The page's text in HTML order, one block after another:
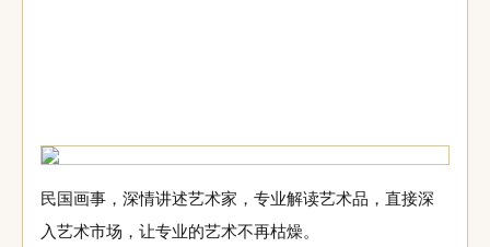
民国画事，深情讲述艺术家，专业解读艺术品，直接深
入艺术市场，让专业的艺术不再枯燥。